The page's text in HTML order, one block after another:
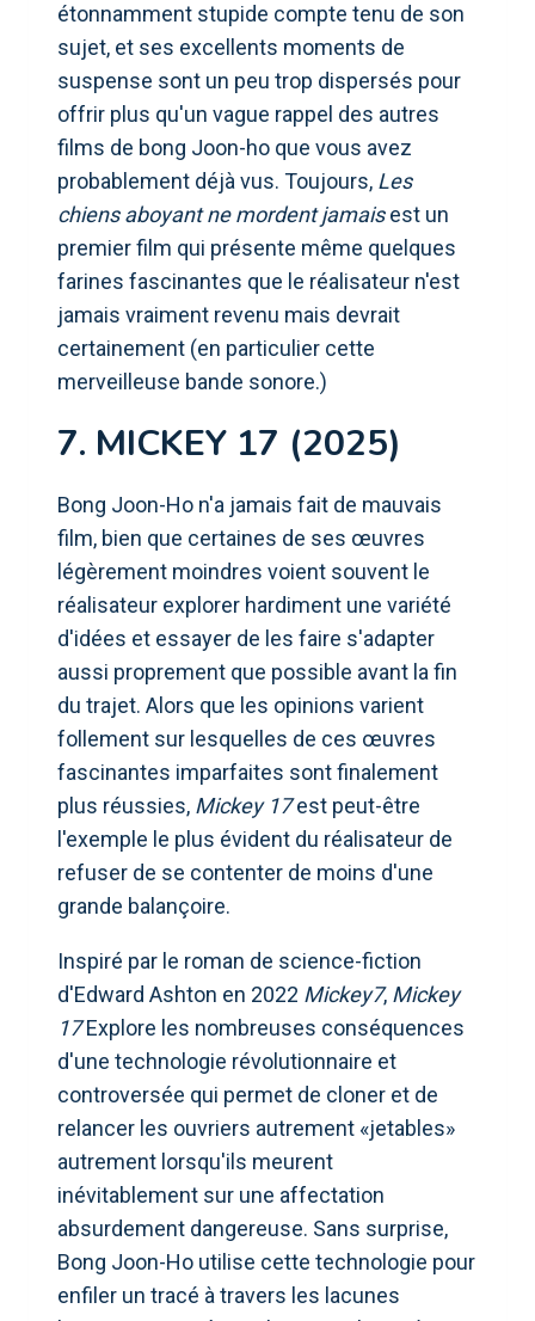
étonnamment stupide compte tenu de son
sujet, et ses excellents moments de
suspense sont un peu trop dispersés pour
offrir plus qu'un vague rappel des autres
films de bong Joon-ho que vous avez
probablement déjà vus. Toujours, Les
chiens aboyant ne mordent jamaisest un
premier film qui présente même quelques
farines fascinantes que le réalisateur n'est
jamais vraiment revenu mais devrait
certainement (en particulier cette
merveilleuse bande sonore.)
7. MICKEY 17 (2025)
Bong Joon-Ho n'a jamais fait de mauvais
film, bien que certaines de ses œuvres
légèrement moindres voient souvent le
réalisateur explorer hardiment une variété
d'idées et essayer de les faire s'adapter
aussi proprement que possible avant la fin
du trajet. Alors que les opinions varient
follement sur lesquelles de ces œuvres
fascinantes imparfaites sont finalement
plus réussies, Mickey 17est peut-être
l'exemple le plus évident du réalisateur de
refuser de se contenter de moins d'une
grande balançoire.
Inspiré par le roman de science-fiction
d'Edward Ashton en 2022 Mickey7, Mickey
17Explore les nombreuses conséquences
d'une technologie révolutionnaire et
controversée qui permet de cloner et de
relancer les ouvriers autrement «jetables»
autrement lorsqu'ils meurent
inévitablement sur une affectation
absurdement dangereuse. Sans surprise,
Bong Joon-Ho utilise cette technologie pour
enfiler un tracé à travers les lacunes